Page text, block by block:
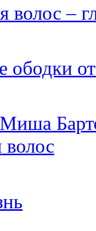
волос –
ободки